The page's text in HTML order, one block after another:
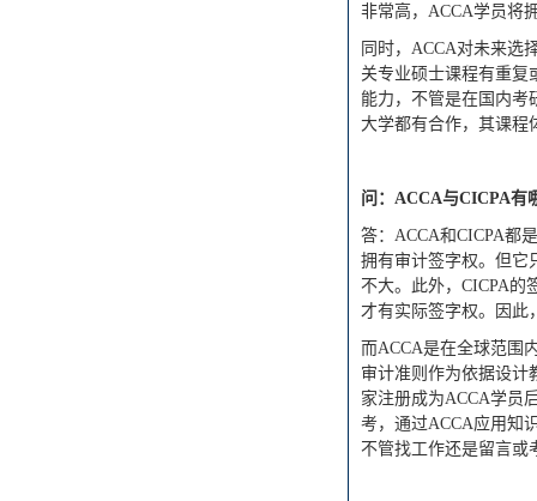
非常高，ACCA学员将
同时， ACCA对未来选
关专业硕士课程有重复
能力，不管是在国内考
大学都有合作，其课程
问： ACCA与CICPA有
答： ACCA和CICPA都
拥有审计签字权。但它
不大。此外，CICPA的
才有实际签字权。因此
而ACCA是在全球范围
审计准则作为依据设计
家注册成为ACCA学员
考，通过ACCA应用知
不管找工作还是留言或